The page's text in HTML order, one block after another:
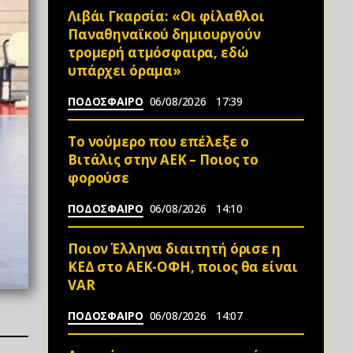
Λιβάι Γκαρσία: «Οι φίλαθλοι
Παναθηναϊκού δημιουργούν
τρομερή ατμόσφαιρα, εδώ
υπάρχει όραμα»
ΠΟΔΟΣΦΑΙΡΟ 06/08/2026 17:39
Το νούμερο που επέλεξε ο
Βιτάλις στην ΑΕΚ – Ποιος το
φορούσε
ΠΟΔΟΣΦΑΙΡΟ 06/08/2026 14:10
Ποιον Έλληνα διαιτητή όρισε η
ΚΕΔ στο ΑΕΚ-ΟΦΗ, ποιος θα είναι
VAR
ΠΟΔΟΣΦΑΙΡΟ 06/08/2026 14:07